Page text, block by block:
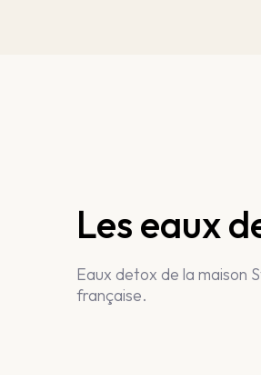
Les eaux
Eaux detox de la maison
française.